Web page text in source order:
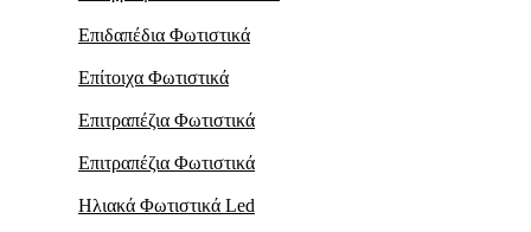
Επιδαπέδια Φωτιστικά
Επίτοιχα Φωτιστικά
Επιτραπέζια Φωτιστικά
Επιτραπέζια Φωτιστικά
Ηλιακά Φωτιστικά Led